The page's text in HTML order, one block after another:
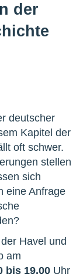
der
deutscher
Kapitel der
oft schwer.
stellen
sich
eine Anfrage
Havel und
am
bis 19.00 Uhr